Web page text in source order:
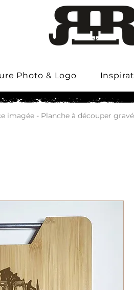
Photo & Logo
imagée - Planche à découper